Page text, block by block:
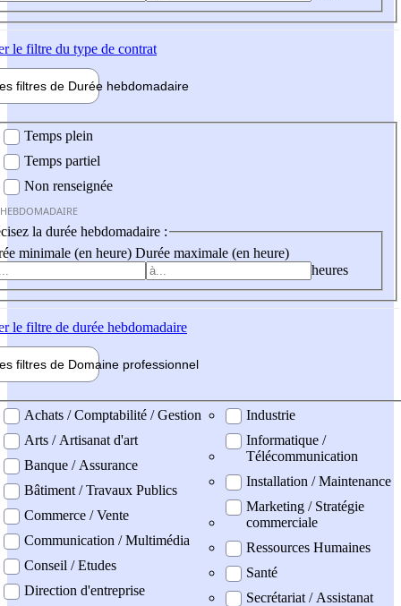
le filtre du type de contrat
filtres de Durée hebdomadaire
Temps plein
Temps partiel
Non renseignée
la durée hebdomadaire :
minimale (en heure) Durée maximale (en heure)
heures
le filtre de durée hebdomadaire
filtres de Domaine professionnel
professionel
Achats / Comptabilité / Gestion
Arts / Artisanat d'art
Banque / Assurance
Bâtiment / Travaux Publics
Commerce / Vente
Communication / Multimédia
Conseil / Etudes
Direction d'entreprise
Industrie
Informatique /
Télécommunication
Installation / Maintenance
Marketing / Stratégie
commerciale
Ressources Humaines
Santé
Secrétariat / Assistanat